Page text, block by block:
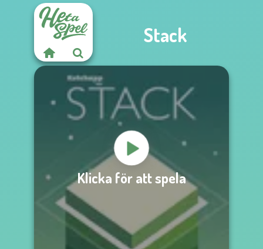
Stack
Klicka för att spela